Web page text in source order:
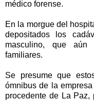
médico forense.
En la morgue del
depositados los
masculino, que
familiares.
Se presume que
ómnibus de la
procedente de La